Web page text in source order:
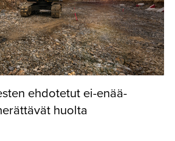
ehdotetut ei-enää-
huolta